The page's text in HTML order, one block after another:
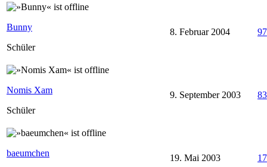
Bunny
Schüler
8. Februar 2004 97
Nomis Xam
Schüler
9. September 2003 83
baeumchen
19. Mai 2003 17